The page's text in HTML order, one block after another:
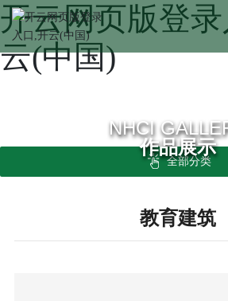
开云网页版登
云(中国)
NHCI
作品展示
全部分类
教育建筑